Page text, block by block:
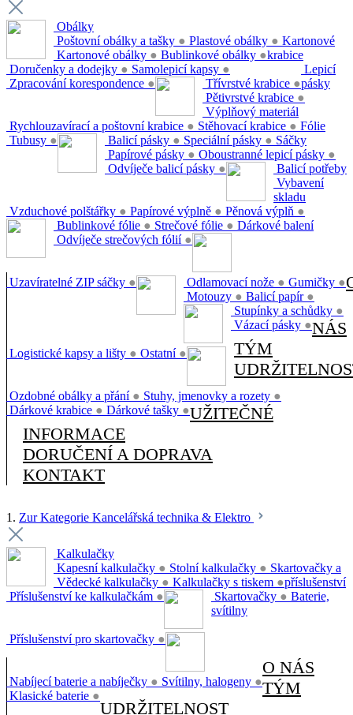
Obálky
Poštovní obálky a tašky ● Plastové obálky ●
Kartonové obálky ● Bublinkové obálky ●
Doručenky a dodejky ● Samolepicí kapsy ●
Zpracování korespondence ●
Kartonové
krabice
Třívrstvé krabice ●
Pětivrstvé krabice ●
Rychlouzavírací a poštovní krabice ● Stěhovací krabice ●
Tubusy ●
Lepicí
pásky
Balicí pásky ● Speciální pásky ●
Papírové pásky ● Oboustranné lepicí pásky ●
Odvíječe balicí pásky ●
Výplňový materiál
Vzduchové polštářky ● Papírové výplně ● Pěnová výplň ●
Fólie
Bublinkové fólie ● Strečové fólie ●
Odvíječe strečových fólií ●
Sáčky
Uzavíratelné ZIP sáčky ●
Balicí potřeby
Odlamovací nože ● Gumičky ●
Motouzy ● Balicí papír ●
Vybavení
skladu
Stupínky a schůdky ●
Vázací pásky ●
Logistické kapsy a lišty ● Ostatní ●
Dárkové balení
Ozdobné obálky a přání ● Stuhy, jmenovky a rozety ●
Dárkové krabice ● Dárkové tašky ●
NÁS
TÝM
UŽITEČNÉ
INFORMACE
DORUČENÍ A DOPRAVA
KONTAKT
1. Zur Kategorie Kancelářská technika & Elektro
Kalkulačky
Kapesní kalkulačky ● Stolní kalkulačky ●
Vědecké kalkulačky ● Kalkulačky s tiskem ●
Příslušenství ke kalkulačkám ●
Skartovačky a
příslušenství
Skartovačky ●
Příslušenství pro skartovačky ●
Baterie,
svítilny
Nabíjecí baterie a nabíječky ● Svítilny, halogeny ●
Klasické baterie ●
O NÁS
TÝM
UDRŽITELNOST